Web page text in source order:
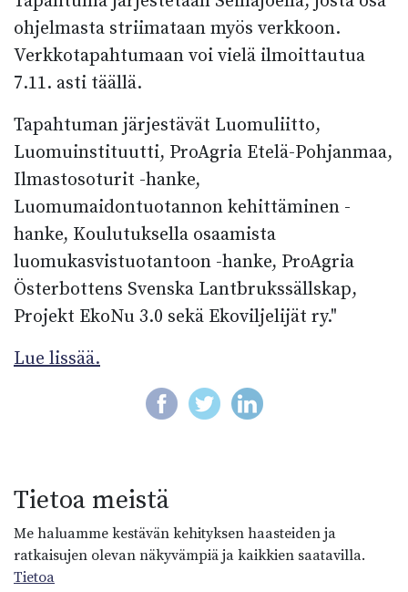
ohjelmasta striimataan myös verkkoon.
Verkkotapahtumaan voi vielä ilmoittautua
7.11. asti täällä.
Tapahtuman järjestävät Luomuliitto,
Luomuinstituutti, ProAgria Etelä-Pohjanmaa,
Ilmastosoturit -hanke,
Luomumaidontuotannon kehittäminen -
hanke, Koulutuksella osaamista
luomukasvistuotantoon -hanke, ProAgria
Österbottens Svenska Lantbrukssällskap,
Projekt EkoNu 3.0 sekä Ekoviljelijät ry."
Lue lissää.
Tietoa meistä
Me haluamme kestävän kehityksen haasteiden ja
ratkaisujen olevan näkyvämpiä ja kaikkien saatavilla.
Tietoa